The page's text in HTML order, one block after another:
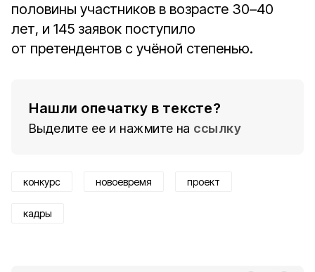
половины участников в возрасте 30–40
лет, и 145 заявок поступило
от претендентов с учёной степенью.
Нашли опечатку в тексте?
Выделите ее и нажмите на ссылку
конкурс новоевремя проект
кадры